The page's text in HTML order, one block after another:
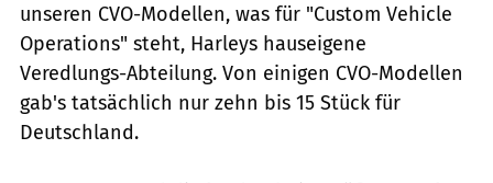
unseren CVO-Modellen, was für "Custom Vehicle
Operations" steht, Harleys hauseigene
Veredlungs-Abteilung. Von einigen CVO-Modellen
gab's tatsächlich nur zehn bis 15 Stück für
Deutschland.